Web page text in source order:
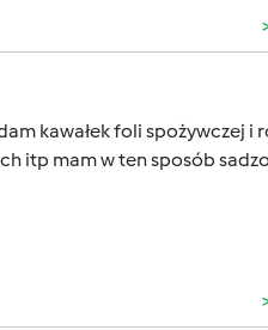
kawałek foli spożywczej
itp mam w ten sposób